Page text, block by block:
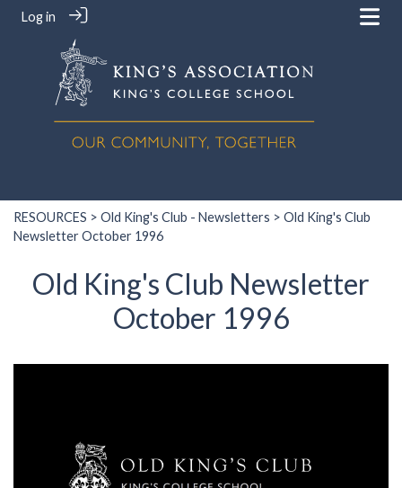
Log in
RESOURCES > Old King's Club - Newsletters > Old King's Club
Newsletter October 1996
Old King's Club Newsletter
October 1996